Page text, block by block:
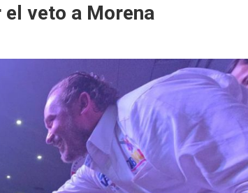
veto a Morena